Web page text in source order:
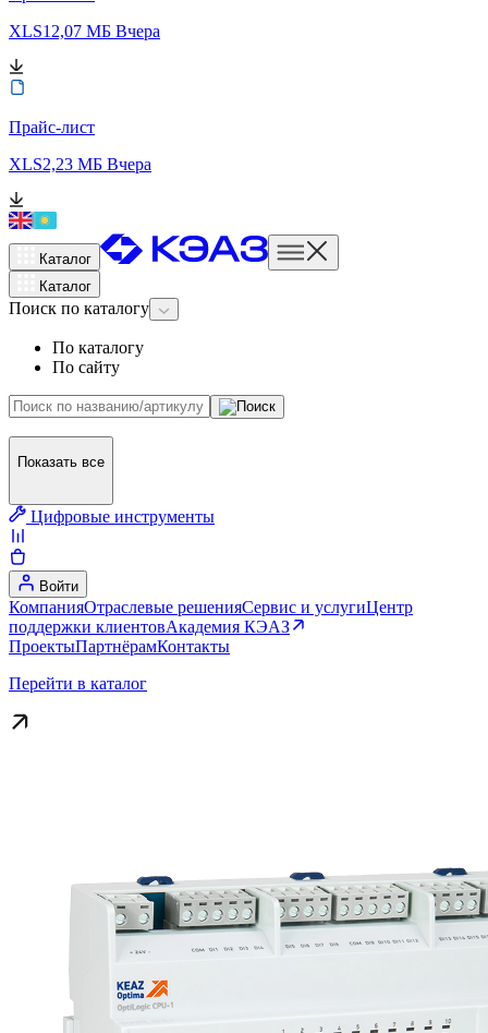
XLS12,07 МБ Вчера
Прайс-лист
XLS2,23 МБ Вчера
Каталог
Каталог
Поиск по каталогу
По каталогу
По сайту
Показать все
Цифровые инструменты
Войти
КомпанияОтраслевые решенияСервис и услугиЦентр
поддержки клиентовАкадемия КЭАЗ
ПроектыПартнёрамКонтакты
Перейти в каталог